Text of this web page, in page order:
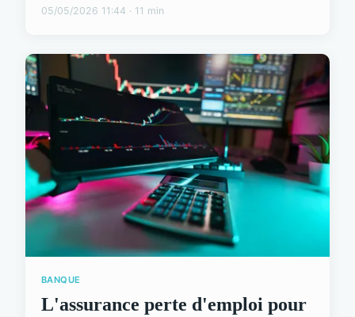
05/05/2026 11:44 · 11 min
BANQUE
L'assurance perte d'emploi pour